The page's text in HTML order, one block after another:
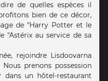
de quelles espèces il
bien de ce décor,
de "Harry Potter et le
"Astérix au service de sa
rejoindre Lisdoovarna
prenons possession
un hôtel-restaurant